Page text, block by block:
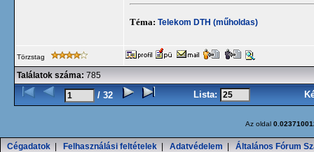
Téma: Telekom DTH (műholdas)
Törzstag
Találatok száma: 785
/ 32 Lista:
Az oldal
Cégadatok Felhasználási feltételek Adatvédelem Általános Fórum